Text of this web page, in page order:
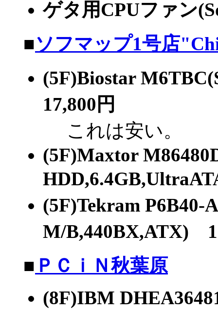
ゲタ用CPUファン
■ソフマップ1号店
(5F)Biostar
17,800円
これは安い。
(5F)Maxtor
(5F)Tekram P6B40-
M/B,440BX,ATX)
■ ＰＣｉＮ秋葉原
(8F)IBM